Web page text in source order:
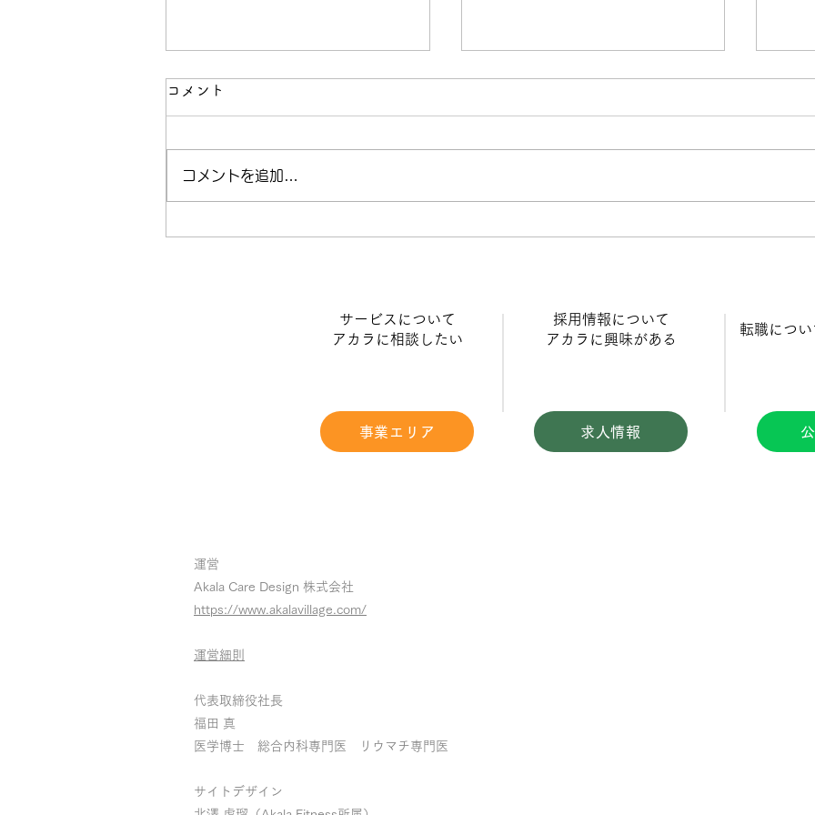
病院では味わえなかった。
退院後の在宅ケアってどうな
えない「その後の物語」が、
逃げ
キル
コメント
コメントを追加…
​サービスについて
​アカラに相談したい
​採用情報について
​アカラに興味がある
転職につ
事業エリア 求人情報
運営
Akala Care Design 株式会社
https://www.akalavillage.com/
​運営細則
代表取締役社長
福田 真
​医学博士 総合内科専門医 リウマチ専門医
サイトデザイン